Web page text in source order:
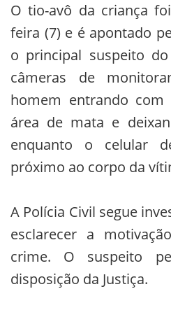
O tio-avô da criança
feira (7) e é apontado
o principal suspeito
câmeras de
homem entrando
área de mata e
enquanto o celular
próximo ao corpo da
A Polícia Civil segue
esclarecer a
crime. O suspeito
disposição da Justiça.